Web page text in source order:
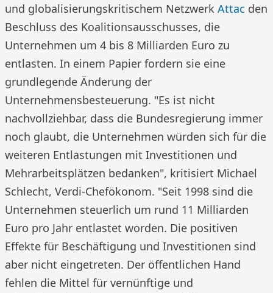
und globalisierungskritischem Netzwerk Attac den
Beschluss des Koalitionsausschusses, die
Unternehmen um 4 bis 8 Milliarden Euro zu
entlasten. In einem Papier fordern sie eine
grundlegende Änderung der
Unternehmensbesteuerung. "Es ist nicht
nachvollziehbar, dass die Bundesregierung immer
noch glaubt, die Unternehmen würden sich für die
weiteren Entlastungen mit Investitionen und
Mehrarbeitsplätzen bedanken", kritisiert Michael
Schlecht, Verdi-Chefökonom. "Seit 1998 sind die
Unternehmen steuerlich um rund 11 Milliarden
Euro pro Jahr entlastet worden. Die positiven
Effekte für Beschäftigung und Investitionen sind
aber nicht eingetreten. Der öffentlichen Hand
fehlen die Mittel für vernünftige und